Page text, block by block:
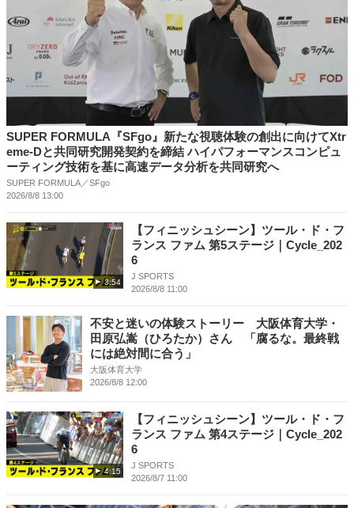
SUPER FORMULA『SFgo』新たな視聴体験の創出に向けてXtr
eme-Dと共同研究開発契約を締結 ハイパフォーマンスコンピュ
ーティング技術を基に⾼速データ分析を共同研究へ
SUPER FORMULA／SFgo
2026/8/8 13:00
3:54
【フィニッシュシーン】ツール・ド・フ
ランス ファム 第5ステージ｜Cycle_202
6
J SPORTS
2026/8/8 11:00
不安と迷いの体験ストーリー 大阪体育大学・
田原弘嵩（ひろたか）さん 「腐るな。最終戦
には絶対間に合う」
大阪体育大学
2026/8/8 12:00
4:15
【フィニッシュシーン】ツール・ド・フ
ランス ファム 第4ステージ｜Cycle_202
6
J SPORTS
2026/8/7 11:00